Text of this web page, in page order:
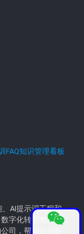
FAQ知识管理看板
AI提示词工程和
字化转型教育、
司，帮助企业在